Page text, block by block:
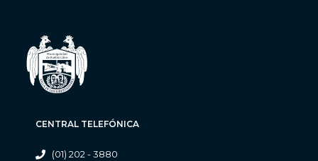
CENTRAL TELEFÓNICA
(01) 202 - 3880